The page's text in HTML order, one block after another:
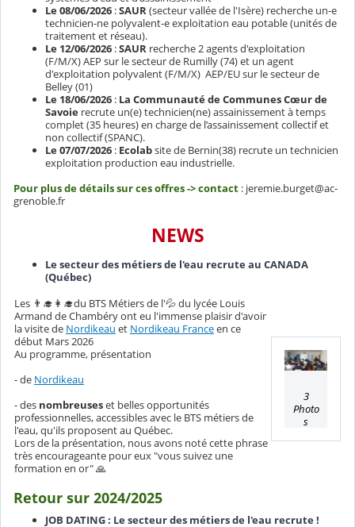
Le 08/06/2026 :SAUR (secteur vallée de l'Isère) recherche un-e
technicien-ne polyvalent-e exploitation eau potable (unités de
traitement et réseau).
Le 12/06/2026 :SAUR recherche 2 agents d'exploitation
(F/M/X) AEP sur le secteur de Rumilly (74) et un agent
d'exploitation polyvalent (F/M/X) AEP/EU sur le secteur de
Belley (01)
Le 18/06/2026 : La Communauté de Communes Cœur de
Savoie recrute un(e) technicien(ne) assainissement à temps
complet (35 heures) en charge de l’assainissement collectif et
non collectif (SPANC).
Le 07/07/2026 : Ecolabsite de Bernin(38) recrute un technicien
exploitation production eau industrielle.
Pour plus de détails sur ces offres -> contact : jeremie.burget@ac-
grenoble.fr
NEWS
Le secteur des métiers de l'eau recrute au CANADA
(Québec)
Les 👨‍🎓👩‍🎓du BTS Métiers de l'💦 du lycée Louis
Armand de Chambéry ont eu l'immense plaisir d'avoir
la visite de Nordikeau et Nordikeau Franceen ce
début Mars 2026
Au programme, présentation
- de Nordikeau
- des nombreuseset belles opportunités
professionnelles, accessibles avec le BTS métiers de
l'eau, qu'ils proposent au Québec.
Lors de la présentation, nous avons noté cette phrase
très encourageante pour eux "vous suivez une
formation en or" 🙏
3
Photo
s
Retour sur 2024/2025
JOB DATING : Le secteur des métiers de l'eau recrute !